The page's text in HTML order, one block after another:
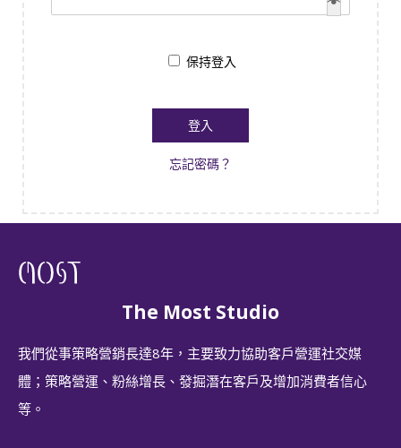
保持登入
登入
忘記密碼？
The Most Studio
我們從事策略營銷長達8年，主要致力協助客戶營運社交媒
體；策略營運、粉絲增長、發掘潛在客戶及增加消費者信心
等。